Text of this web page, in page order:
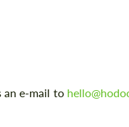
an e-mail to